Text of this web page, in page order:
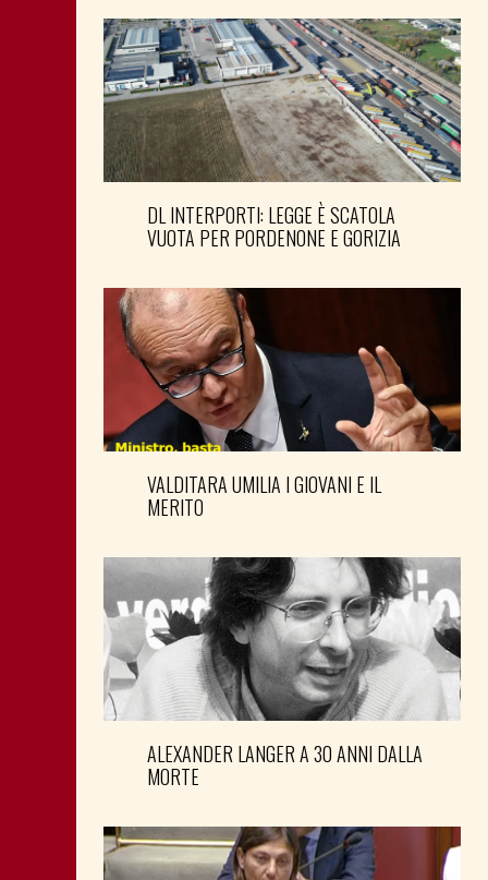
DL INTERPORTI: LEGGE È SCATOLA
VUOTA PER PORDENONE E GORIZIA
VALDITARA UMILIA I GIOVANI E IL
MERITO
ALEXANDER LANGER A 30 ANNI DALLA
MORTE